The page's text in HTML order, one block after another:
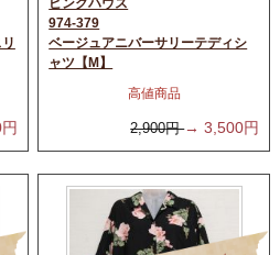
円
974-379
ベージュアニバーサリーテディシ
ャツ【M】
高値商品
2,900円→ 3,500円